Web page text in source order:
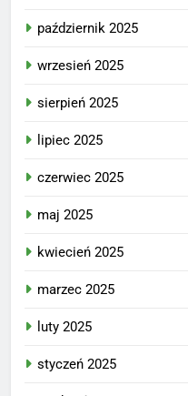
październik 2025
wrzesień 2025
sierpień 2025
lipiec 2025
czerwiec 2025
maj 2025
kwiecień 2025
marzec 2025
luty 2025
styczeń 2025